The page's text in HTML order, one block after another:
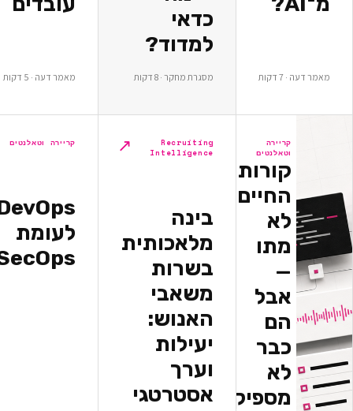
כדאי
למדוד?
מסגרת מחקר · 8 דקות מאמר דעה · 5 דקות
Recruiting
Intelligence
בינה
מלאכותית
בשרות
משאבי
האנוש:
יעילות
וערך
אסטרטגי
↗ קריירה וטאלנטים
DevOps
לעומת
DevSecOps
↗